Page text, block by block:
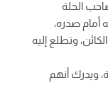
الحلة
أمام صدره،
وتطلع إليه
ويدرك أنهم